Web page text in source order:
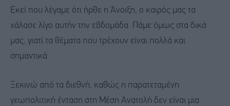
Εκεί που λέγαμε ότι ήρθε η Άνοιξη, ο καιρός μας τα
χάλασε λίγο αυτήν την εβδομάδα. Πάμε όμως στα δικά
μας, γιατί τα θέματα που τρέχουν είναι πολλά και
σημαντικά.
Ξεκινώ από τα διεθνή, καθώς η παρατεταμένη
γεωπολιτική ένταση στη Μέση Ανατολή δεν είναι μια